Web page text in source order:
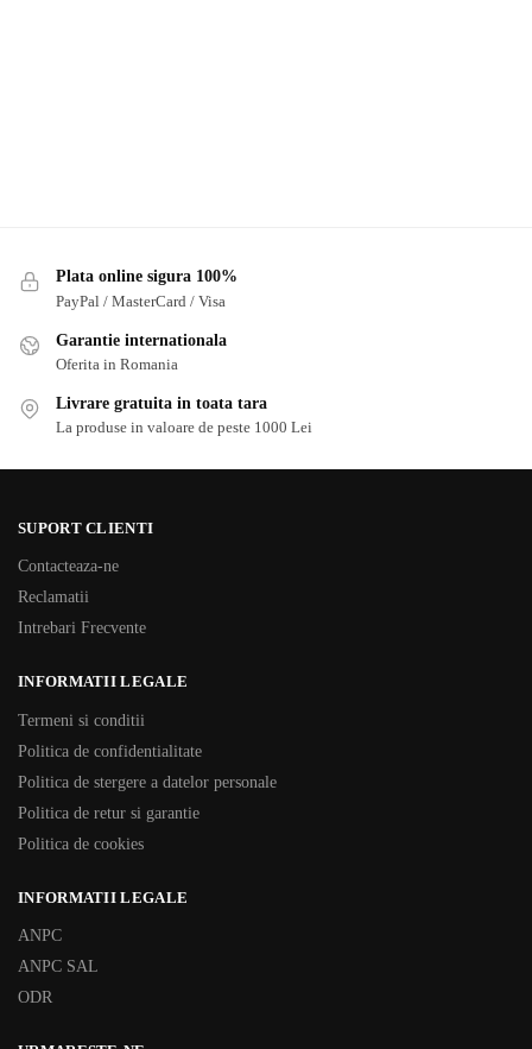
Plata online sigura 100%
PayPal / MasterCard / Visa
Garantie internationala
Oferita in Romania
Livrare gratuita in toata tara
La produse in valoare de peste 1000 Lei
SUPORT CLIENTI
Contacteaza-ne
Reclamatii
Intrebari Frecvente
INFORMATII LEGALE
Termeni si conditii
Politica de confidentialitate
Politica de stergere a datelor personale
Politica de retur si garantie
Politica de cookies
INFORMATII LEGALE
ANPC
ANPC SAL
ODR